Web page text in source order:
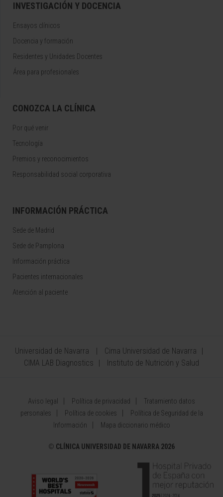
INVESTIGACIÓN Y DOCENCIA
Ensayos clínicos
Docencia y formación
Residentes y Unidades Docentes
Área para profesionales
CONOZCA LA CLÍNICA
Por qué venir
Tecnología
Premios y reconocimientos
Responsabilidad social corporativa
INFORMACIÓN PRÁCTICA
Sede de Madrid
Sede de Pamplona
Información práctica
Pacientes internacionales
Atención al paciente
Universidad de Navarra
Cima Universidad de Navarra
CIMA LAB Diagnostics
Instituto de Nutrición y Salud
Aviso legal Política de privacidad
Tratamiento datos
personales
Política de cookies
Política de Seguridad de la
Información
Mapa diccionario médico
© CLÍNICA UNIVERSIDAD DE NAVARRA 2026